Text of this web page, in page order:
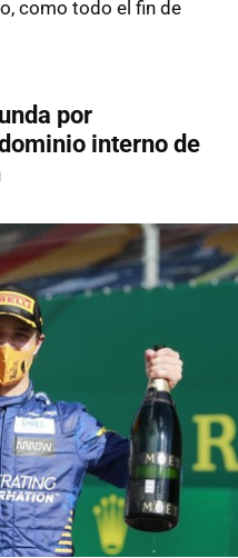
como todo el fin de
por
interno de